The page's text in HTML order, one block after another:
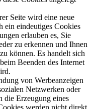
Seite wird eine neue
ein eindeutiges Cookies
erlauben es, Sie
zu erkennen und Ihnen
können. Es handelt sich
Beenden des Internet
von Werbeanzeigen
Netzwerken oder
die Erzeugung eines